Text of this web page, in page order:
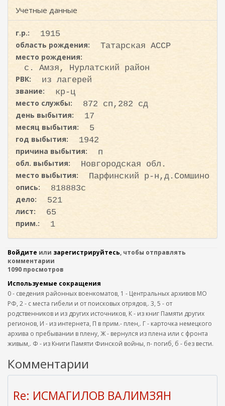
Учетные данные
г.р.:
1915
область рождения:
Татарская АССР
место рождения:
с. Амзя, Нурлатский район
РВК:
из лагерей
звание:
кр-ц
место службы:
872 сп,282 сд
день выбытия:
17
месяц выбытия:
5
год выбытия:
1942
причина выбытия:
п
обл. выбытия:
Новгородская обл.
место выбытия:
Парфинский р-н,д.Сомшино
опись:
818883с
дело:
521
лист:
65
прим.:
1
Войдите или зарегистрируйтесь, чтобы отправлять
комментарии
1090 просмотров
Используемые сокращения
0 - сведения районных военкоматов, 1 - Центральных архивов МО
РФ, 2 - с места гибели и от поисковых отрядов,. 3, 5 - от
родственников и из других источников, К - из книг Памяти других
регионов, И - из интернета, П в прим.- плен,. Г - карточка немецкого
архива о пребывании в плену, Ж - вернулся из плена или с фронта
живым,. Ф - из Книги Памяти Финской войны, п- погиб, б - без вести.
Комментарии
Re: ИСМАГИЛОВ ВАЛИМЗЯН